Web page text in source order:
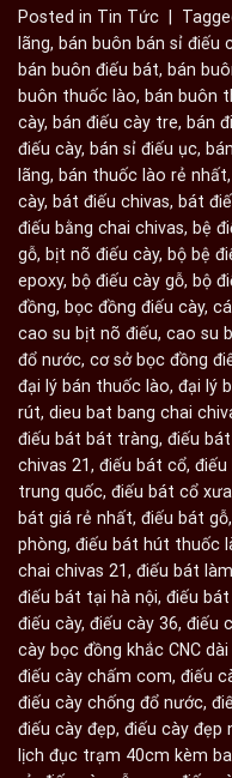
Posted in Tin Tức
lãng, bán buôn bán sỉ điếu
bán buôn điếu bát, bán
buôn thuốc lào, bán buôn
cày, bán điếu cày tre, bán
điếu cày, bán sỉ điếu ục,
lãng, bán thuốc lào rẻ nhất,
cày, bát điếu chivas, bát
điếu bằng chai chivas, bệ
gỗ, bịt nõ điếu cày, bộ bệ
epoxy, bộ điếu cày gỗ, bộ
đồng, bọc đồng điếu cày,
cao su bịt nõ điếu, cao su
đổ nước, cơ sở bọc đồng
đại lý bán thuốc lào, đại lý
rút, dieu bat bang chai
điếu bát bát tràng, điếu
chivas 21, điếu bát cổ, điếu
trung quốc, điếu bát cổ xưa
bát giá rẻ nhất, điếu bát gỗ,
phòng, điếu bát hút thuốc
chai chivas 21, điếu bát
điếu bát tại hà nội, điếu
điếu cày, điếu cày 36, điếu
cày bọc đồng khắc CNC
điếu cày chấm com, điếu
điếu cày chống đổ nước,
điếu cày đẹp, điếu cày đẹp
lịch đục trạm 40cm kèm